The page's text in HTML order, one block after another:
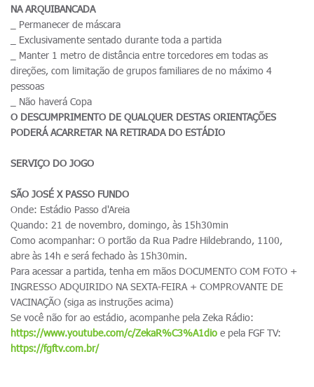
NA ARQUIBANCADA
_ Permanecer de máscara
_ Exclusivamente sentado durante toda a partida
_ Manter 1 metro de distância entre torcedores em todas as
direções, com limitação de grupos familiares de no máximo 4
pessoas
_ Não haverá Copa
O DESCUMPRIMENTO DE QUALQUER DESTAS ORIENTAÇÕES
PODERÁ ACARRETAR NA RETIRADA DO ESTÁDIO
SERVIÇO DO JOGO
SÃO JOSÉ X PASSO FUNDO
Onde: Estádio Passo d'Areia
Quando: 21 de novembro, domingo, às 15h30min
Como acompanhar: O portão da Rua Padre Hildebrando, 1100,
abre às 14h e será fechado às 15h30min.
Para acessar a partida, tenha em mãos DOCUMENTO COM FOTO +
INGRESSO ADQUIRIDO NA SEXTA-FEIRA + COMPROVANTE DE
VACINAÇÃO (siga as instruções acima)
Se você não for ao estádio, acompanhe pela Zeka Rádio:
https://www.youtube.com/c/ZekaR%C3%A1dio e pela FGF TV:
https://fgftv.com.br/